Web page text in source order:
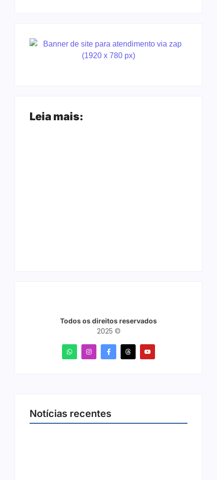
Leia mais:
Todos os direitos reservados
2025 ©
Notícias recentes